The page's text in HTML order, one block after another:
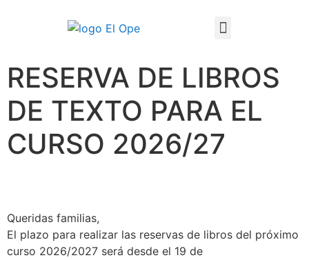
RESERVA DE LIBROS
DE TEXTO PARA EL
CURSO 2026/27
Queridas familias,
El plazo para realizar las reservas de libros del próximo
curso 2026/2027 será desde el 19 de